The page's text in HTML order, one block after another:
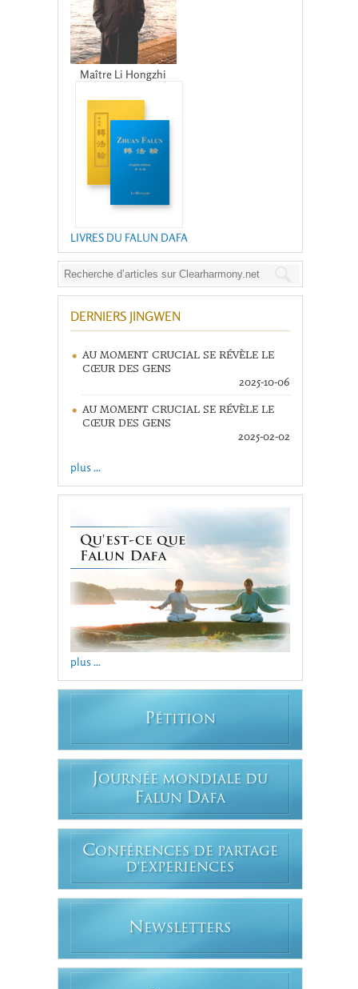
Maître Li Hongzhi
LIVRES DU FALUN DAFA
DERNIERS JINGWEN
AU MOMENT CRUCIAL SE RÉVÈLE LE
CŒUR DES GENS
2025-10-06
AU MOMENT CRUCIAL SE RÉVÈLE LE
CŒUR DES GENS
2025-02-02
plus ...
plus ...
PÉTITION
JOURNÉE MONDIALE DU
FALUN DAFA
CONFÉRENCES DE PARTAGE
D'EXPERIENCES
N EWSLETTERS